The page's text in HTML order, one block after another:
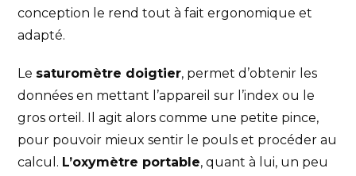
conception le rend tout à fait ergonomique et
adapté.
Le saturomètre doigtier, permet d’obtenir les
données en mettant l’appareil sur l’index ou le
gros orteil. Il agit alors comme une petite pince,
pour pouvoir mieux sentir le pouls et procéder au
calcul. L’oxymètre portable, quant à lui, un peu